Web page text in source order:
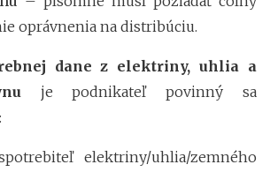
oprávnenia na distribúciu.
dane z elektriny, uhlia a
je podnikateľ povinný sa
elektriny/uhlia/zemného